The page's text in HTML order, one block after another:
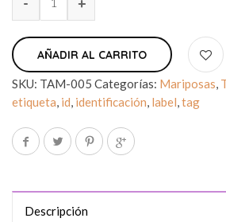
AÑADIR AL CARRITO
SKU: TAM-005 Categorías: Mariposas,
etiqueta, id, identificación, label,tag
Descripción